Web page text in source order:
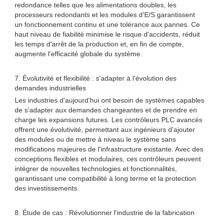
redondance telles que les alimentations doubles, les
processeurs redondants et les modules d'E/S garantissent
un fonctionnement continu et une tolérance aux pannes. Ce
haut niveau de fiabilité minimise le risque d'accidents, réduit
les temps d'arrêt de la production et, en fin de compte,
augmente l'efficacité globale du système.
7. Évolutivité et flexibilité : s'adapter à l'évolution des
demandes industrielles
Les industries d'aujourd'hui ont besoin de systèmes capables
de s'adapter aux demandes changeantes et de prendre en
charge les expansions futures. Les contrôleurs PLC avancés
offrent une évolutivité, permettant aux ingénieurs d'ajouter
des modules ou de mettre à niveau le système sans
modifications majeures de l'infrastructure existante. Avec des
conceptions flexibles et modulaires, ces contrôleurs peuvent
intégrer de nouvelles technologies et fonctionnalités,
garantissant une compatibilité à long terme et la protection
des investissements.
8. Étude de cas : Révolutionner l'industrie de la fabrication